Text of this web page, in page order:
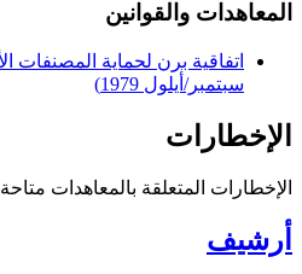
المعاهدات والقوانين
سبتمبر/أيلول 1979)
الإخطارات
الإخطارات المتعلقة بالمعاهدات متاحة
أرشيف